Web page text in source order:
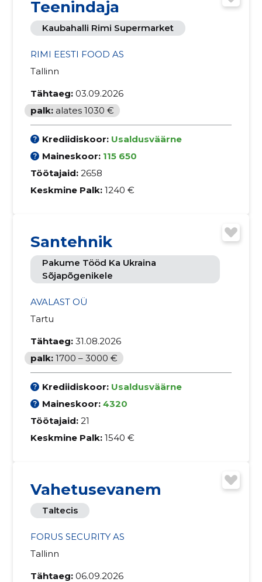
Teenindaja
Kaubahalli Rimi Supermarket
RIMI EESTI FOOD AS
Tallinn
Tähtaeg: 03.09.2026
palk: alates 1030 €
Krediidiskoor: Usaldusväärne
Maineskoor: 115 650
Töötajaid: 2658
Keskmine Palk: 1240 €
Santehnik
Pakume Tööd Ka Ukraina
Sõjapõgenikele
AVALAST OÜ
Tartu
Tähtaeg: 31.08.2026
palk: 1700 – 3000 €
Krediidiskoor: Usaldusväärne
Maineskoor: 4320
Töötajaid: 21
Keskmine Palk: 1540 €
Vahetusevanem
Taltecis
FORUS SECURITY AS
Tallinn
Tähtaeg: 06.09.2026